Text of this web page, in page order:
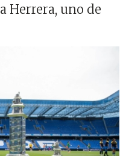
Herrera, uno de